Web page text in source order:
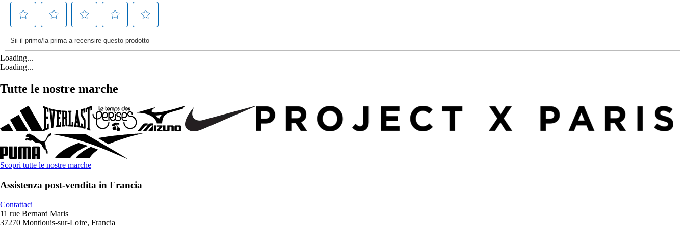
Loading...
Loading...
Tutte le nostre marche
Scopri tutte le nostre marche
Assistenza post-vendita in Francia
Contattaci
11 rue Bernard Maris
37270 Montlouis-sur-Loire, Francia